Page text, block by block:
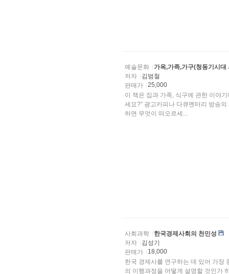
예술문화
가옥,가족,가구(청동기시
저자
김범철
판매가
25,000
이 책은 집과 가족, 식구에 관한 이야
세요?” 광고카피나 다큐멘터리 방송
하면 무엇이 떠오르세...
사회과학
한국경제사회의 천민성
저자
김성기
판매가
18,000
한국 경제사를 연구하는 데 있어 가장
의 이행과정을 어떻게 설명할 것인가